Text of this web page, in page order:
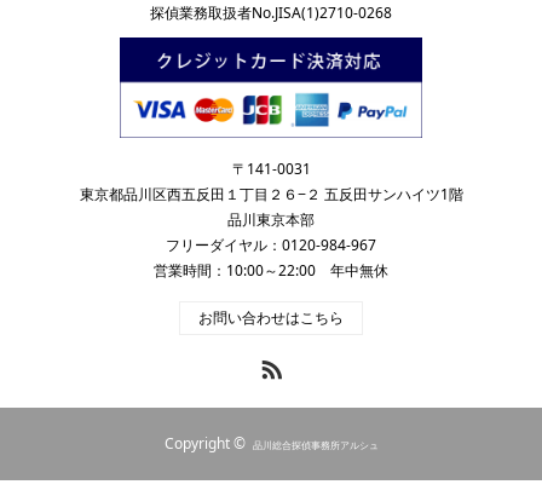
探偵業務取扱者No.JISA(1)2710-0268
〒141-0031
東京都品川区西五反田１丁目２６−２ 五反田サンハイツ1階
品川東京本部
フリーダイヤル：0120-984-967
営業時間：10:00～22:00 年中無休
お問い合わせはこちら
Copyright © 品川総合探偵事務所アルシュ